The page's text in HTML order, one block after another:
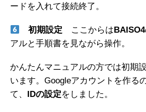
ードを入れて接続終了。
初期設定 ここからはBAISO4
アルと手順書を見ながら操作。
かんたんマニュアルの方では初期
います。Googleアカウントを作る
て、 IDの設定をしました。